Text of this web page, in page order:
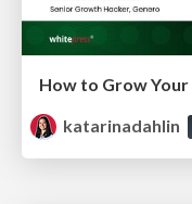
katarinadahlin